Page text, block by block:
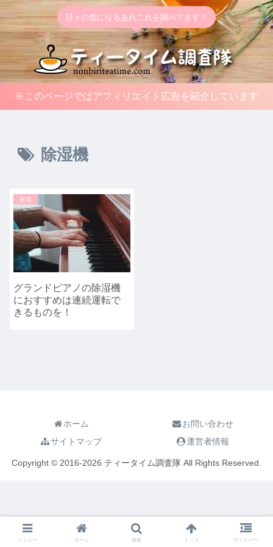
日々の気になるあれこれを調べてます！
※このページではアフィリエイト広告を紹介しています
除湿機
家電
グランドピアノの除湿機
におすすめは連続運転で
きるものを！
ホーム
お問い合わせ
サイトマップ
運営者情報
Copyright © 2016-2026 ティータイム調査隊 All Rights Reserved.
メニュー ホーム 検索 トップ サイドバー